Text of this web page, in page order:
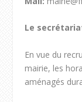
Le
En vue du
mairie, les
aménagés